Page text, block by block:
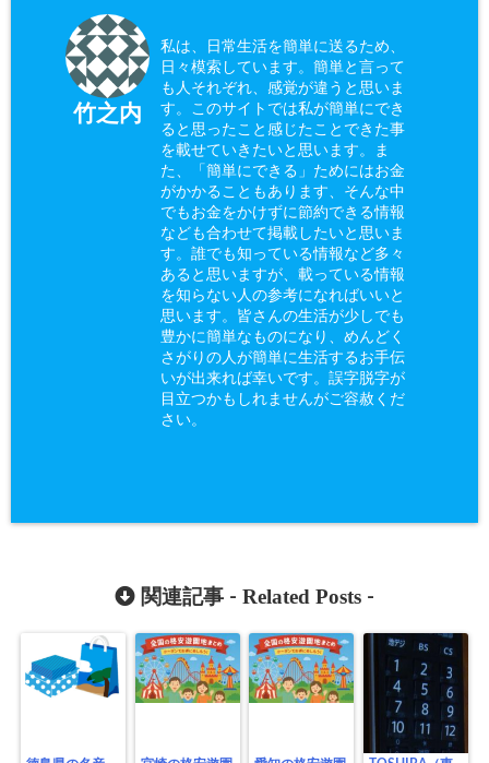
竹之内
私は、日常生活を簡単に送るため、
日々模索しています。簡単と言って
も人それぞれ、感覚が違うと思いま
す。このサイトでは私が簡単にでき
ると思ったこと感じたことできた事
を載せていきたいと思います。ま
た、「簡単にできる」ためにはお金
がかかることもあります、そんな中
でもお金をかけずに節約できる情報
なども合わせて掲載したいと思いま
す。誰でも知っている情報など多々
あると思いますが、載っている情報
を知らない人の参考になればいいと
思います。皆さんの生活が少しでも
豊かに簡単なものになり、めんどく
さがりの人が簡単に生活するお手伝
いが出来れば幸いです。誤字脱字が
目立つかもしれませんがご容赦くだ
さい。
関連記事 - Related Posts -